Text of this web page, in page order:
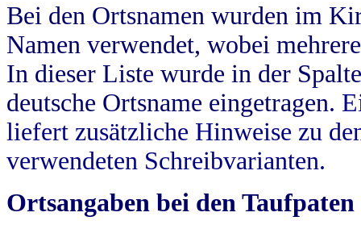
Bei den Ortsnamen wurden im
Namen verwendet, wobei
In dieser Liste wurde in der
deutsche Ortsname eingetragen.
liefert zusätzliche Hinweise zu
verwendeten Schreibvarianten.
Ortsangaben bei den Taufpaten